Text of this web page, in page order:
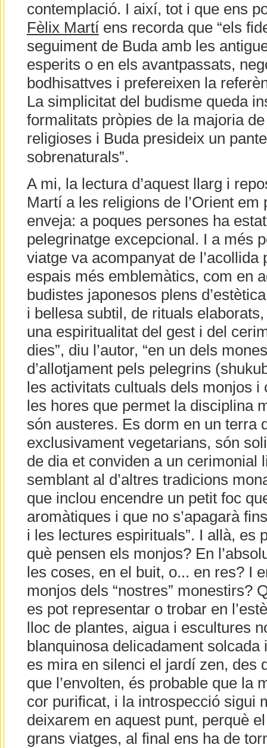
contemplació. I així, tot i que ens
Fèlix Martí ens recorda que “els
seguiment de Buda amb les
esperits o en els avantpassats,
bodhisattves i prefereixen la
La simplicitat del budisme queda
formalitats pròpies de la majoria
religioses i Buda presideix un
sobrenaturals”.
A mi, la lectura d’aquest llarg i
Martí a les religions de l’Orient em
enveja: a poques persones ha
pelegrinatge excepcional. I a més
viatge va acompanyat de
espais més emblemàtics, com en
budistes japonesos plens
i bellesa subtil, de rituals
una espiritualitat del gest i del
dies”, diu l’autor, “en un dels
d’allotjament pels pelegrins
les activitats cultuals dels monjos
les hores que permet la disciplina
són austeres. Es dorm en un terra
exclusivament vegetarians, són
de dia et conviden a un cerimonial
semblant al d’altres tradicions
que inclou encendre un petit foc
aromàtiques i que no s’apagarà
i les lectures espirituals”. I allà, es
què pensen els monjos? En
les coses, en el buit, o... en res? I
monjos dels “nostres” monestirs?
es pot representar o trobar en
lloc de plantes, aigua i escultures
blanquinosa delicadament
es mira en silenci el jardí zen, des
que l’envolten, és probable que la
cor purificat, i la introspecció sigui
deixarem en aquest punt, perquè
grans viatges, al final ens ha de